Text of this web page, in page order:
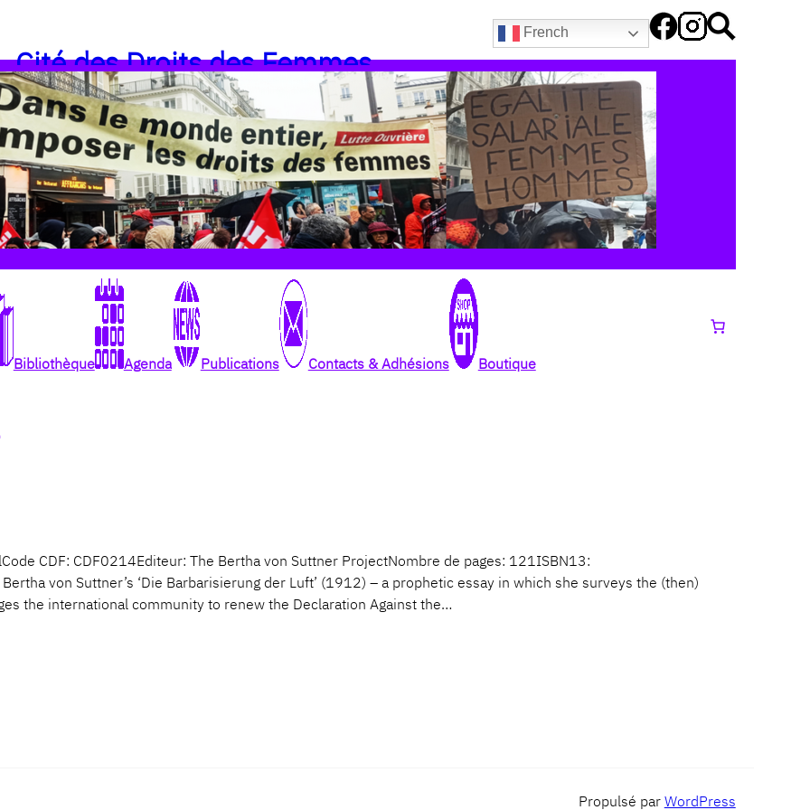
French
Cité des Droits des Femmes
Bibliothèque Agenda Publications Contacts & Adhésions Boutique
CDF: CDF0214Editeur: The Bertha von Suttner ProjectNombre de pages: 121ISBN13:
von Suttner’s ‘Die Barbarisierung der Luft’ (1912) – a prophetic essay in which she surveys the (then)
the international community to renew the Declaration Against the…
Propulsé par WordPress